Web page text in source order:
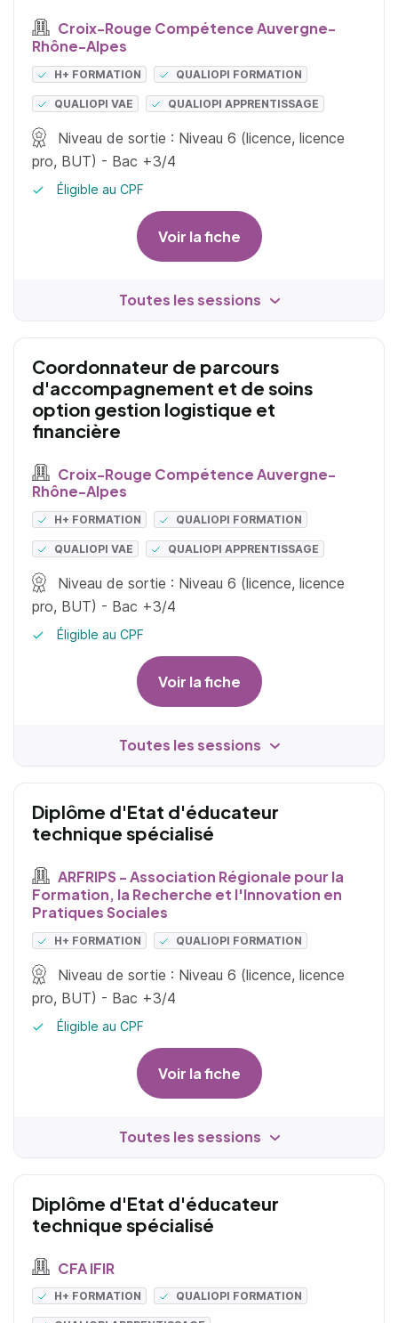
Croix-Rouge Compétence Auvergne-
Rhône-Alpes
H+ FORMATION QUALIOPI FORMATION
QUALIOPI VAE QUALIOPI APPRENTISSAGE
Niveau de sortie : Niveau 6 (licence, licence
pro, BUT) - Bac +3/4
Éligible au CPF
Voir la fiche
Toutes les sessions
Coordonnateur de parcours
d'accompagnement et de soins
option gestion logistique et
financière
Croix-Rouge Compétence Auvergne-
Rhône-Alpes
H+ FORMATION QUALIOPI FORMATION
QUALIOPI VAE QUALIOPI APPRENTISSAGE
Niveau de sortie : Niveau 6 (licence, licence
pro, BUT) - Bac +3/4
Éligible au CPF
Voir la fiche
Toutes les sessions
Diplôme d'Etat d'éducateur
technique spécialisé
ARFRIPS - Association Régionale pour la
Formation, la Recherche et l'Innovation en
Pratiques Sociales
H+ FORMATION QUALIOPI FORMATION
Niveau de sortie : Niveau 6 (licence, licence
pro, BUT) - Bac +3/4
Éligible au CPF
Voir la fiche
Toutes les sessions
Diplôme d'Etat d'éducateur
technique spécialisé
CFA IFIR
H+ FORMATION QUALIOPI FORMATION